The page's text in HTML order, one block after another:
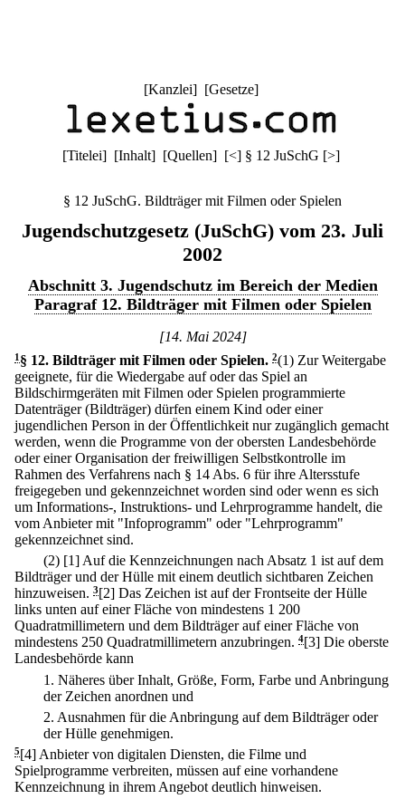
[Kanzlei] [Gesetze]
[Titelei] [Inhalt] [Quellen] [<] § 12 JuSchG [>]
§ 12 JuSchG. Bildträger mit Filmen oder Spielen
Jugendschutzgesetz (JuSchG) vom 23. Juli
2002
Abschnitt 3. Jugendschutz im Bereich der Medien
Paragraf 12. Bildträger mit Filmen oder Spielen
[14. Mai 2024]
1 § 12. Bildträger mit Filmen oder Spielen. 2(1) Zur Weitergabe
geeignete, für die Wiedergabe auf oder das Spiel an
Bildschirmgeräten mit Filmen oder Spielen programmierte
Datenträger (Bildträger) dürfen einem Kind oder einer
jugendlichen Person in der Öffentlichkeit nur zugänglich gemacht
werden, wenn die Programme von der obersten Landesbehörde
oder einer Organisation der freiwilligen Selbstkontrolle im
Rahmen des Verfahrens nach § 14 Abs. 6 für ihre Altersstufe
freigegeben und gekennzeichnet worden sind oder wenn es sich
um Informations-, Instruktions- und Lehrprogramme handelt, die
vom Anbieter mit "Infoprogramm" oder "Lehrprogramm"
gekennzeichnet sind.
(2) [1] Auf die Kennzeichnungen nach Absatz 1 ist auf dem
Bildträger und der Hülle mit einem deutlich sichtbaren Zeichen
hinzuweisen. 3[2] Das Zeichen ist auf der Frontseite der Hülle
links unten auf einer Fläche von mindestens 1 200
Quadratmillimetern und dem Bildträger auf einer Fläche von
mindestens 250 Quadratmillimetern anzubringen. 4[3] Die oberste
Landesbehörde kann
1. Näheres über Inhalt, Größe, Form, Farbe und Anbringung
der Zeichen anordnen und
2. Ausnahmen für die Anbringung auf dem Bildträger oder
der Hülle genehmigen.
5[4] Anbieter von digitalen Diensten, die Filme und
Spielprogramme verbreiten, müssen auf eine vorhandene
Kennzeichnung in ihrem Angebot deutlich hinweisen.